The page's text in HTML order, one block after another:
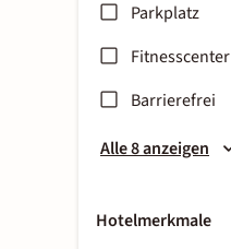
Parkplatz
Fitnesscenter
Barrierefrei
Alle 8 anzeigen
Hotelmerkmale